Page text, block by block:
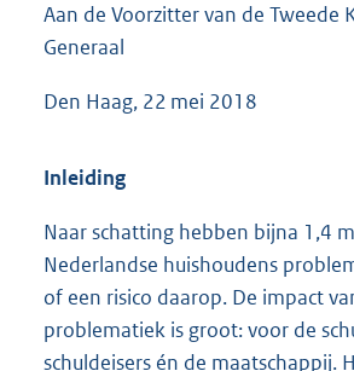
b
Aan de Voorzitter van de Tweede
Generaal
Den Haag, 22 mei 2018
Inleiding
Naar schatting hebben bijna 1,4
Nederlandse huishoudens
of een risico daarop. De impact
problematiek is groot: voor de
schuldeisers én de maatschappij.